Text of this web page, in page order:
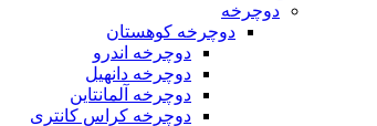
دوچرخه
دوچرخه کوهستان
دوچرخه اندرو
دوچرخه دانهیل
دوچرخه آلمانتاین
دوچرخه کراس کانتری